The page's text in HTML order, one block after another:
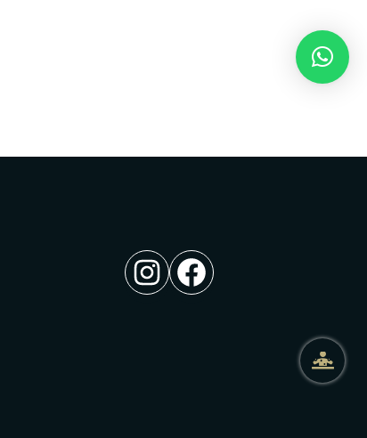
Instagram
Facebook